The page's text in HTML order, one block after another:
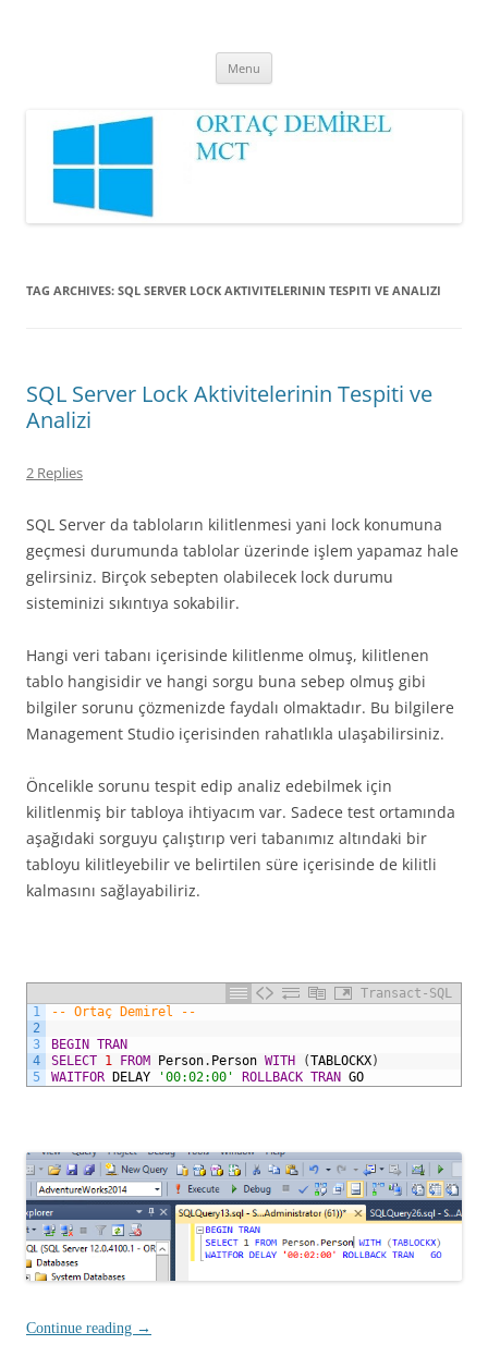
Menu
TAG ARCHIVES: SQL SERVER LOCK AKTIVITELERININ TESPITI VE ANALIZI
SQL Server Lock Aktivitelerinin Tespiti ve
Analizi
2 Replies
SQL Server da tabloların kilitlenmesi yani lock konumuna
geçmesi durumunda tablolar üzerinde işlem yapamaz hale
gelirsiniz. Birçok sebepten olabilecek lock durumu
sisteminizi sıkıntıya sokabilir.
Hangi veri tabanı içerisinde kilitlenme olmuş, kilitlenen
tablo hangisidir ve hangi sorgu buna sebep olmuş gibi
bilgiler sorunu çözmenizde faydalı olmaktadır. Bu bilgilere
Management Studio içerisinden rahatlıkla ulaşabilirsiniz.
Öncelikle sorunu tespit edip analiz edebilmek için
kilitlenmiş bir tabloya ihtiyacım var. Sadece test ortamında
aşağıdaki sorguyu çalıştırıp veri tabanımız altındaki bir
tabloyu kilitleyebilir ve belirtilen süre içerisinde de kilitli
kalmasını sağlayabiliriz.
Transact-SQL
1
2
3
4
5
-- Ortaç Demirel --
BEGIN TRAN
SELECT 1 FROM Person. Person WITH (TABLOCKX)
WAITFOR DELAY '00:02:00' ROLLBACK TRAN GO
Continue reading →